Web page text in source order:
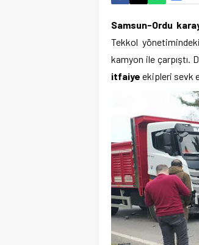
Samsun-Ordu
Tekkol
kamyon ile çarpıştı.
itfaiye ekipleri sevk